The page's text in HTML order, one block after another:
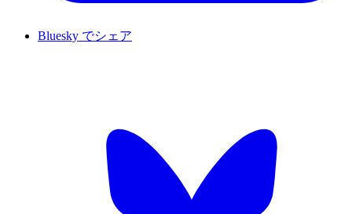
Bluesky でシェア